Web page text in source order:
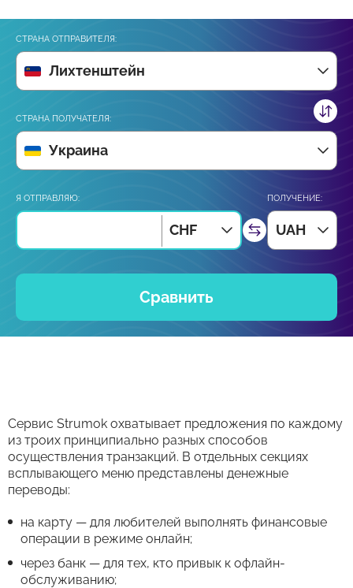
СТРАНА ОТПРАВИТЕЛЯ:
Лихтенштейн
СТРАНА ПОЛУЧАТЕЛЯ:
Украина
Я ОТПРАВЛЯЮ:
CHF
ПОЛУЧЕНИЕ:
UAH
Сравнить
Сервис Strumok охватывает предложения по каждому
из троих принципиально разных способов
осуществления транзакций. В отдельных секциях
всплывающего меню представлены денежные
переводы:
на карту — для любителей выполнять финансовые
операции в режиме онлайн;
через банк — для тех, кто привык к офлайн-
обслуживанию;